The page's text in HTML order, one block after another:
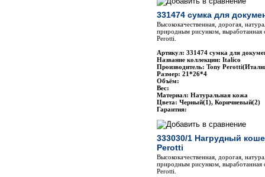
331474 сумка для
Высококачественная, дорогая,
природным рисунком, выработанная
Perotti.
Артикул: 331474 сумка для
Название коллекции: Italico
Производитель: Tony
Размер: 21*26*4
Объём:
Вес:
Материал: Натуральная кожа
Цвета: Черный(1), Коричневый(2)
Гарантия:
333030/1 Нагрудный
Perotti
Высококачественная, дорогая,
природным рисунком, выработанная
Perotti.